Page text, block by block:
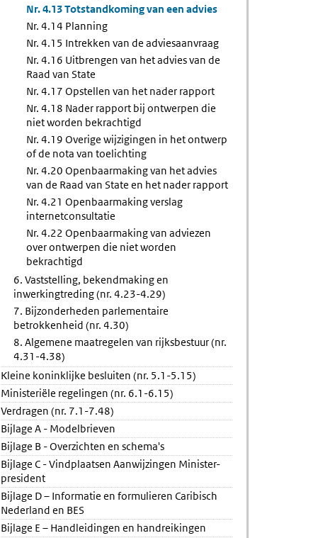
Nr. 4.13 Totstandkoming van een advies
Nr. 4.14 Planning
Nr. 4.15 Intrekken van de adviesaanvraag
Nr. 4.16 Uitbrengen van het advies van de
Raad van State
Nr. 4.17 Opstellen van het nader rapport
Nr. 4.18 Nader rapport bij ontwerpen die
niet worden bekrachtigd
Nr. 4.19 Overige wijzigingen in het ontwerp
of de nota van toelichting
Nr. 4.20 Openbaarmaking van het advies
van de Raad van State en het nader rapport
Nr. 4.21 Openbaarmaking verslag
internetconsultatie
Nr. 4.22 Openbaarmaking van adviezen
over ontwerpen die niet worden
bekrachtigd
6. Vaststelling, bekendmaking en
inwerkingtreding (nr. 4.23-4.29)
7. Bijzonderheden parlementaire
betrokkenheid (nr. 4.30)
8. Algemene maatregelen van rijksbestuur (nr.
4.31-4.38)
Kleine koninklijke besluiten (nr. 5.1-5.15)
Ministeriële regelingen (nr. 6.1-6.15)
Verdragen (nr. 7.1-7.48)
Bijlage A - Modelbrieven
Bijlage B - Overzichten en schema's
Bijlage C - Vindplaatsen Aanwijzingen Minister-
president
Bijlage D – Informatie en formulieren Caribisch
Nederland en BES
Bijlage E – Handleidingen en handreikingen